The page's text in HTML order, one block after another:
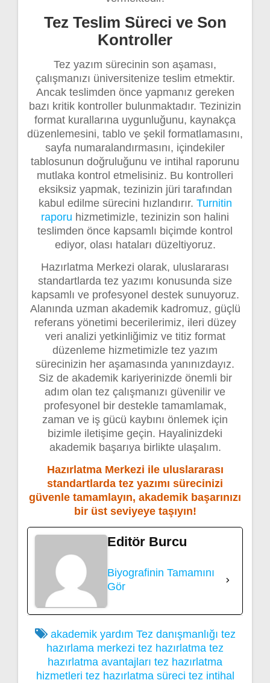
Tez Teslim Süreci ve Son
Kontroller
Tez yazım sürecinin son aşaması,
çalışmanızı üniversitenize teslim etmektir.
Ancak teslimden önce yapmanız gereken
bazı kritik kontroller bulunmaktadır. Tezinizin
format kurallarına uygunluğunu, kaynakça
düzenlemesini, tablo ve şekil formatlamasını,
sayfa numaralandırmasını, içindekiler
tablosunun doğruluğunu ve intihal raporunu
mutlaka kontrol etmelisiniz. Bu kontrolleri
eksiksiz yapmak, tezinizin jüri tarafından
kabul edilme sürecini hızlandırır. Turnitin
raporu hizmetimizle, tezinizin son halini
teslimden önce kapsamlı biçimde kontrol
ediyor, olası hataları düzeltiyoruz.
Hazırlatma Merkezi olarak, uluslararası
standartlarda tez yazımı konusunda size
kapsamlı ve profesyonel destek sunuyoruz.
Alanında uzman akademik kadromuz, güçlü
referans yönetimi becerilerimiz, ileri düzey
veri analizi yetkinliğimiz ve titiz format
düzenleme hizmetimizle tez yazım
sürecinizin her aşamasında yanınızdayız.
Siz de akademik kariyerinizde önemli bir
adım olan tez çalışmanızı güvenilir ve
profesyonel bir destekle tamamlamak,
zaman ve iş gücü kaybını önlemek için
bizimle iletişime geçin. Hayalinizdeki
akademik başarıya birlikte ulaşalım.
Hazırlatma Merkezi ile uluslararası
standartlarda tez yazımı sürecinizi
güvenle tamamlayın, akademik başarınızı
bir üst seviyeye taşıyın!
Editör Burcu
Biyografinin Tamamını
Gör
akademik yardım Tez danışmanlığı tez
hazırlama merkezi tez hazırlatma tez
hazırlatma avantajları tez hazırlatma
hizmetleri tez hazırlatma süreci tez intihal